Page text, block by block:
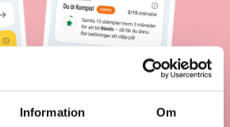
Information Om